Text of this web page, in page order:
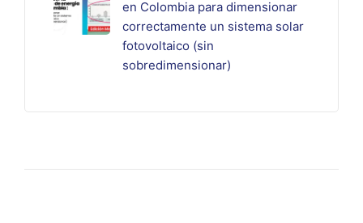
en Colombia para dimensionar
correctamente un sistema solar
fotovoltaico (sin
sobredimensionar)